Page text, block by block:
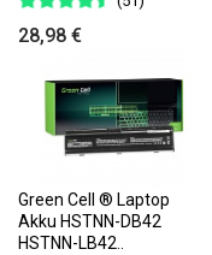
28,98 €
Green Cell ® Laptop
Akku HSTNN-DB42
HSTNN-LB42..